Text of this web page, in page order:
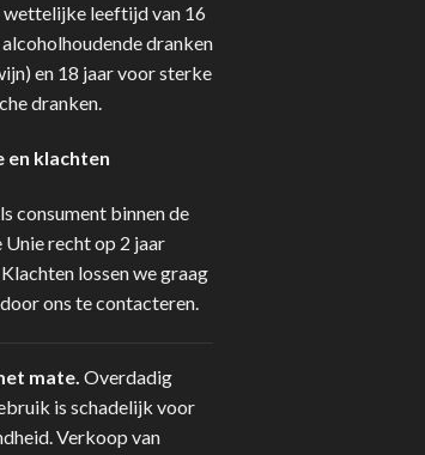
wettelijke leeftijd van 16
dranken
en 18 jaar voor sterke
dranken.
en klachten
consument binnen de
Unie recht op 2 jaar
lossen we graag
ons te contacteren.
mate. Overdadig
is schadelijk voor
Verkoop van